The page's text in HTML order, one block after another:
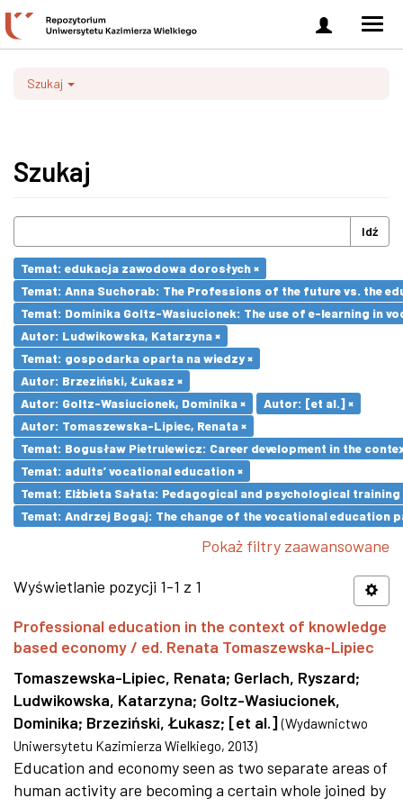
Zaloguj
się
Szukaj
Szukaj
Idź
Temat: edukacja zawodowa dorosłych ×
Temat: Anna Suchorab: The Professions of the future vs. the
Temat: Dominika Goltz-Wasiucionek: The use of e-learning in
Autor: Ludwikowska, Katarzyna ×
Temat: gospodarka oparta na wiedzy ×
Autor: Brzeziński, Łukasz ×
Autor: Goltz-Wasiucionek, Dominika ×
Autor: [et al.] ×
Autor: Tomaszewska-Lipiec, Renata ×
Temat: Bogusław Pietrulewicz: Career development in the
Temat: adults’ vocational education ×
Temat: Elżbieta Sałata: Pedagogical and psychological
Temat: Andrzej Bogaj: The change of the vocational education
Pokaż filtry zaawansowane
Wyświetlanie pozycji 1-1 z 1
Professional education in the context of knowledge
based economy / ed. Renata Tomaszewska-Lipiec
Tomaszewska-Lipiec, Renata; Gerlach, Ryszard;
Ludwikowska, Katarzyna; Goltz-Wasiucionek,
Dominika; Brzeziński, Łukasz; [et al.] (Wydawnictwo
Uniwersytetu Kazimierza Wielkiego, 2013)
Education and economy seen as two separate areas of
human activity are becoming a certain whole joined by